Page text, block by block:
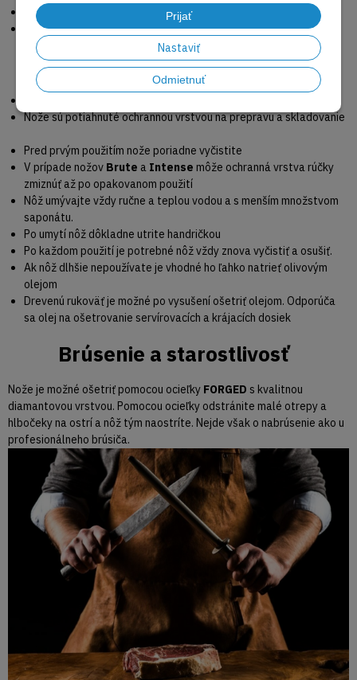
Prijať
Nastaviť
Odmietnuť
Uhol ostria 22° 5 vrstvová
Japonská oceľ VG10
Údržba
Nože sú potiahnuté ochrannou vrstvou na prepravu a skladovanie
Pred prvým použitím nože poriadne vyčistite
V prípade nožov Brute a Intense môže ochranná vrstva rúčky
zmiznúť až po opakovanom použití
Nôž umývajte vždy ručne a teplou vodou a s menším množstvom
saponátu.
Po umytí nôž dôkladne utrite handričkou
Po každom použití je potrebné nôž vždy znova vyčistiť a osušiť.
Ak nôž dlhšie nepoužívate je vhodné ho ľahko natrieť olivovým
olejom
Drevenú rukoväť je možné po vysušení ošetriť olejom. Odporúča
sa olej na ošetrovanie servírovacích a krájacích dosiek
Brúsenie a starostlivosť
Nože je možné ošetriť pomocou ocieľky FORGED s kvalitnou
diamantovou vrstvou. Pomocou ocieľky odstránite malé otrepy a
hlbočeky na ostrí a nôž tým naostríte. Nejde však o nabrúsenie ako u
profesionálneho brúsiča.